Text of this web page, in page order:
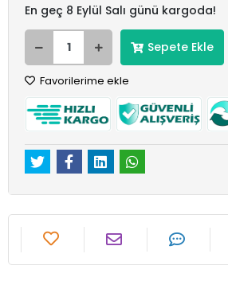
En geç 8 Eylül Salı günü kargoda!
Sepete Ekle
Favorilerime ekle